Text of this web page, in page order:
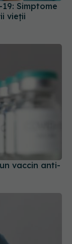
Simptome
vieții
vaccin anti-